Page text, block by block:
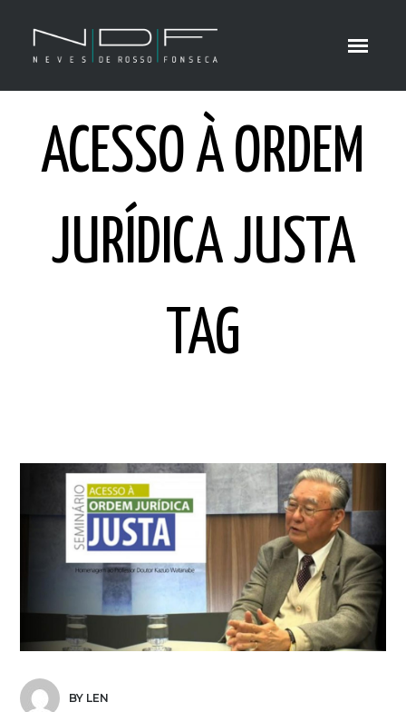
ACESSO À ORDEM
JURÍDICA JUSTA
TAG
BY LEN